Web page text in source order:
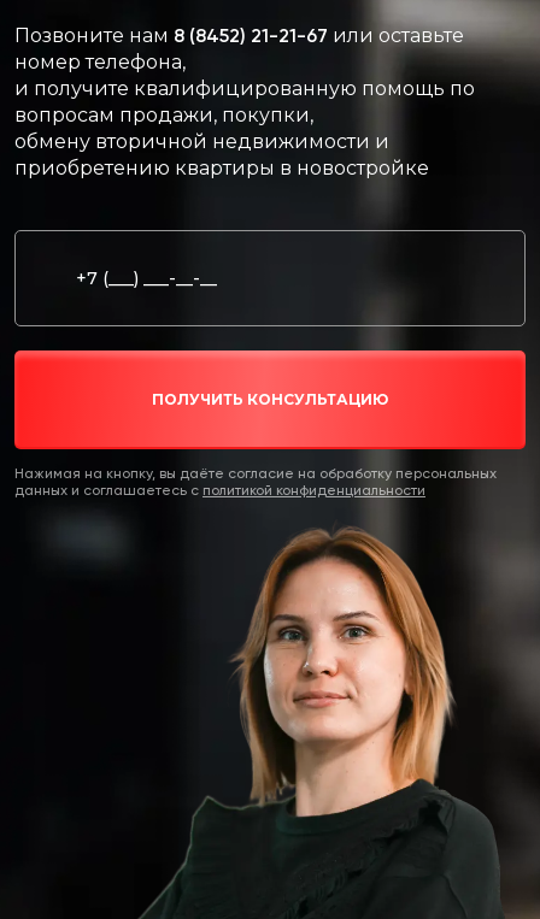
Позвоните нам 8 (8452) 21-21-67 или оставьте
номер телефона,
и получите квалифицированную помощь по
вопросам продажи, покупки,
обмену вторичной недвижимости и
приобретению квартиры в новостройке
ПОЛУЧИТЬ КОНСУЛЬТАЦИЮ
Нажимая на кнопку, вы даёте согласие на обработку персональных
данных и соглашаетесь c политикой конфиденциальности